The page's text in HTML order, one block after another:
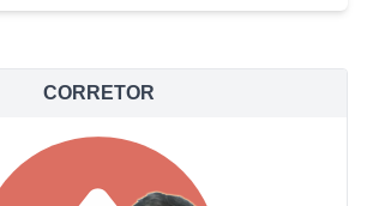
CORRETOR